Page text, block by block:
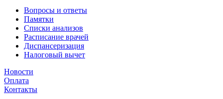
Вопросы и ответы
Памятки
Списки анализов
Расписание врачей
Диспансеризация
Налоговый вычет
Новости
Оплата
Контакты